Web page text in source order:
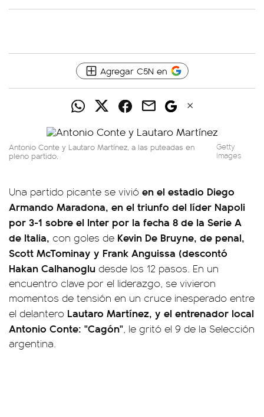
Agregar C5N en
Antonio Conte y Lautaro Martínez, a las puteadas en
pleno partido.
Getty
Images
Una partido picante se vivió en el estadio Diego
Armando Maradona, en el triunfo del líder Napoli
por 3-1 sobre el Inter por la fecha 8 de la Serie A
de Italia, con goles de Kevin De Bruyne, de penal,
Scott McTominay y Frank Anguissa (descontó
Hakan Calhanoglu desde los 12 pasos. En un
encuentro clave por el liderazgo, se vivieron
momentos de tensión en un cruce inesperado entre
el delantero Lautaro Martínez, y el entrenador local
Antonio Conte: "Cagón", le gritó el 9 de la Selección
argentina.